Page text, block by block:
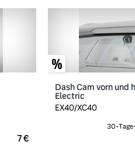
7 €
Dash Cam vorn und
Electric
EX40/XC40
30-